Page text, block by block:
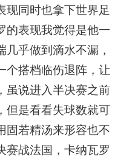
现同时也拿下世界足
的表现我觉得是他一
乎做到滴水不漏，
个搭档临伤退阵，让
虽说进入半决赛之前
但是看看失球数就可
固若精汤来形容也不
赛战法国，卡纳瓦罗